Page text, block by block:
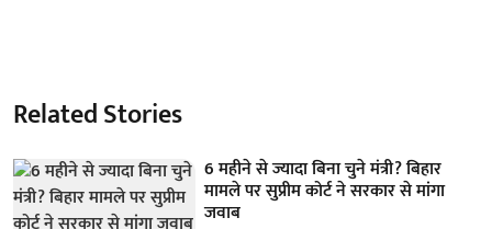
Related Stories
6 महीने से ज्यादा बिना चुने मंत्री? बिहार
मामले पर सुप्रीम कोर्ट ने सरकार से मांगा
जवाब